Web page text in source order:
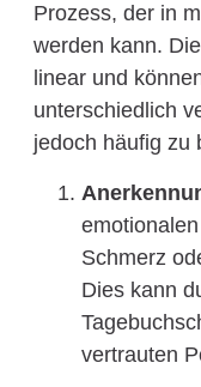
Prozess, der in
werden kann.
linear und
unterschiedlich
jedoch häufig zu
Schmerz
Dies kann
vertrauten